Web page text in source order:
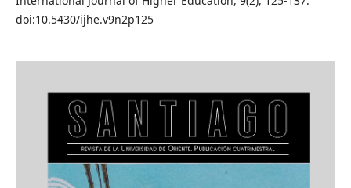
doi:10.5430/ijhe.v9n2p125